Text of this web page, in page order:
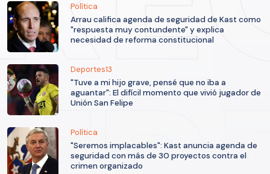
Política
Arrau califica agenda de seguridad de Kast como
"respuesta muy contundente" y explica
necesidad de reforma constitucional
Deportes13
"Tuve a mi hijo grave, pensé que no iba a
aguantar": El difícil momento que vivió jugador de
Unión San Felipe
Política
"Seremos implacables": Kast anuncia agenda de
seguridad con más de 30 proyectos contra el
crimen organizado